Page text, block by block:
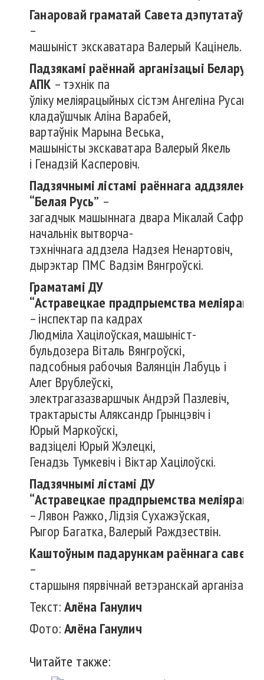
Ганаровай граматай Саветадэпутатаў
–
машыніст экскаватара Валерый Кацінель.
Падзякамі раённай арганізацыі
АПК – тэхнік па
ўліку меліярацыйных сістэм Ангеліна
кладаўшчык Аліна Варабей,
вартаўнік Марына Веська,
машыністы экскаватара Валерый Якель
і Генадзій Касперовіч.
Падзячнымі лістамі раённага аддзялення
“Белая Русь” –
загадчык машыннага двара Мікалай
начальнік вытворча-
тэхнічнага аддзела Надзея Ненартовіч,
дырэктар ПМС Вадзім Вянгроўскі.
ГраматаміДУ
“Астравецкае прадпрыемства
– інспектар па кадрах
Людміла Хацілоўская, машыніст-
бульдозера Віталь Вянгроўскі,
падсобныя рабочыя Валянцін Лабуць і
Алег Врублеўскі,
электрагазазваршчык Андрэй Пазлевіч,
трактарысты Аляксандр Грынцэвіч і
Юрый Маркоўскі,
вадзіцелі Юрый Жэлецкі,
Генадзь Тумкевіч і Віктар Хацілоўскі.
Падзячнымі лістамі ДУ
“Астравецкае прадпрыемства
– Лявон Ражко, Лідзія Сухажэўская,
Рыгор Багатка, Валерый Раждзествін.
Каштоўным падарункам раённагасавета
–
старшыня пярвічнай ветэранскай
Текст:Алёна Ганулич
Фото:АлёнаГанулич
Читайте также: